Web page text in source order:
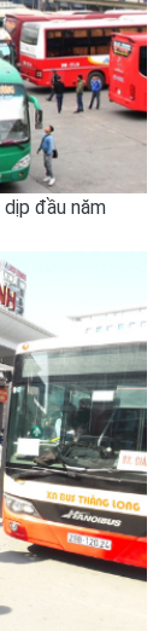
đầu năm